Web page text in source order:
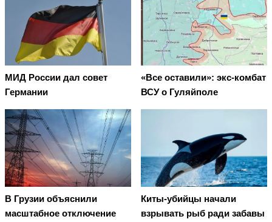
МИД России дал совет
Германии
«Все оставили»: экс-комбат
ВСУ о Гуляйполе
В Грузии объяснили
масштабное отключение
Киты-убийцы начали
взрывать рыб ради забавы